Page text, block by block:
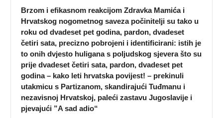
Brzom i efikasnom reakcijom Zdravka Mamića i
Hrvatskog nogometnog saveza počinitelji su tako u
roku od dvadeset pet godina, pardon, dvadeset
četiri sata, precizno pobrojeni i identificirani: istih je
to onih dvjesto huligana s poljudskog sjevera što su
prije dvadeset četiri sata, pardon, dvadeset pet
godina – kako leti hrvatska povijest! – prekinuli
utakmicu s Partizanom, skandirajući Tuđmanu i
nezavisnoj Hrvatskoj, paleći zastavu Jugoslavije i
pjevajući ”A sad adio“